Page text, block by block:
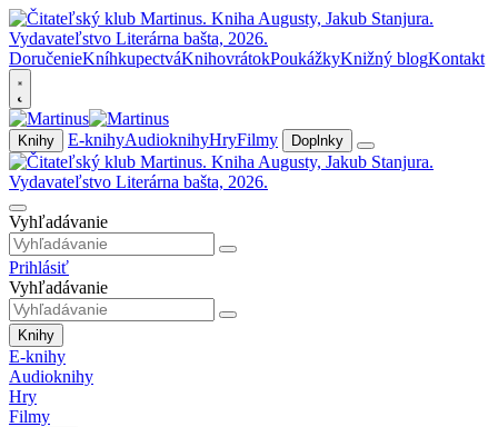
DoručenieKníhkupectváKnihovrátokPoukážkyKnižný blogKontakt
Knihy E-knihyAudioknihyHryFilmy Doplnky
Vyhľadávanie
Prihlásiť
Vyhľadávanie
Knihy
E-knihy
Audioknihy
Hry
Filmy